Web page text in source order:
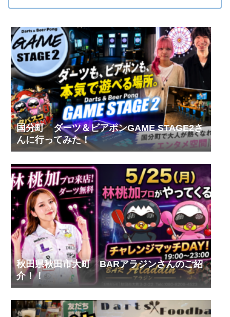
国分町 ダーツ＆ビアポンGAME STAGE2さ
んに行ってみた！
秋田県秋田市大町 BARアラジンさんのご紹
介！！